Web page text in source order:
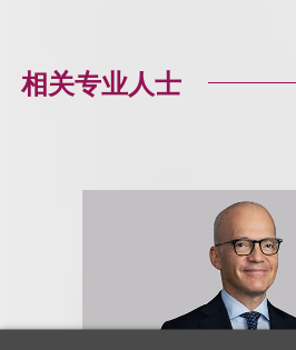
相关专业人士